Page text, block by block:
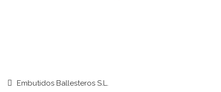
Embutidos Ballesteros S.L.